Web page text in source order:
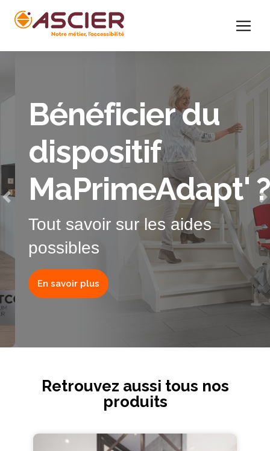
Bénéficier du
dispositif
MaPrimeAdapt' ?
Tout savoir sur les aides
possibles
En savoir plus
Previous
Retrouvez aussi tous nos
produits